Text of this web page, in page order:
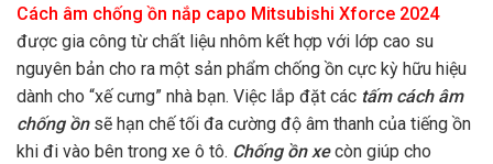
Cách âm chống ồn nắp capo Mitsubishi Xforce 2024
được gia công từ chất liệu nhôm kết hợp với lớp cao su
nguyên bản cho ra một sản phẩm chống ồn cực kỳ hữu hiệu
dành cho “xế cưng” nhà bạn. Việc lắp đặt các tấm cách âm
chống ồnsẽ hạn chế tối đa cường độ âm thanh của tiếng ồn
khi đi vào bên trong xe ô tô. Chống ồn xecòn giúp cho